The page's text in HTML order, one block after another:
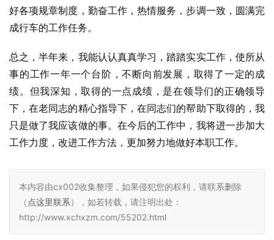
好各项规章制度，勤奋工作，热情服务，步调一致，圆满完
成行车的工作任务。
总之，半年来，我能认认真真学习，踏踏实实工作，使所从
事的工作一年一个台阶，不断向前发展，取得了一定的成
绩。但我深知，取得的一点成绩，是在领导们的正确领导
下，在老同志的精心指导下，在同志们的帮助下取得的，我
只是做了我应该做的事。在今后的工作中，我将进一步加大
工作力度，改进工作方法，更加努力地做好本职工作。
本内容由cx002收集整理，如果侵犯您的权利，请联系删除
（ 点这里联系），如若转载，请注明出处：
http://www.xchxzm.com/55202.html